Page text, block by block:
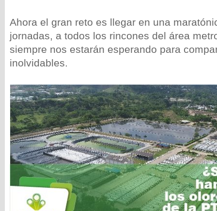
Ahora el gran reto es llegar en una
jornadas, a todos los rincones del área
siempre nos estarán esperando para
inolvidables.